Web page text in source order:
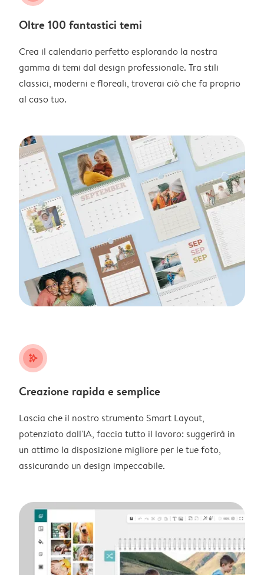
Oltre 100 fantastici temi
Crea il calendario perfetto esplorando la nostra
gamma di temi dal design professionale. Tra stili
classici, moderni e floreali, troverai ciò che fa proprio
al caso tuo.
stars_plus
Creazione rapida e semplice
Lascia che il nostro strumento Smart Layout,
potenziato dall'IA, faccia tutto il lavoro: suggerirà in
un attimo la disposizione migliore per le tue foto,
assicurando un design impeccabile.